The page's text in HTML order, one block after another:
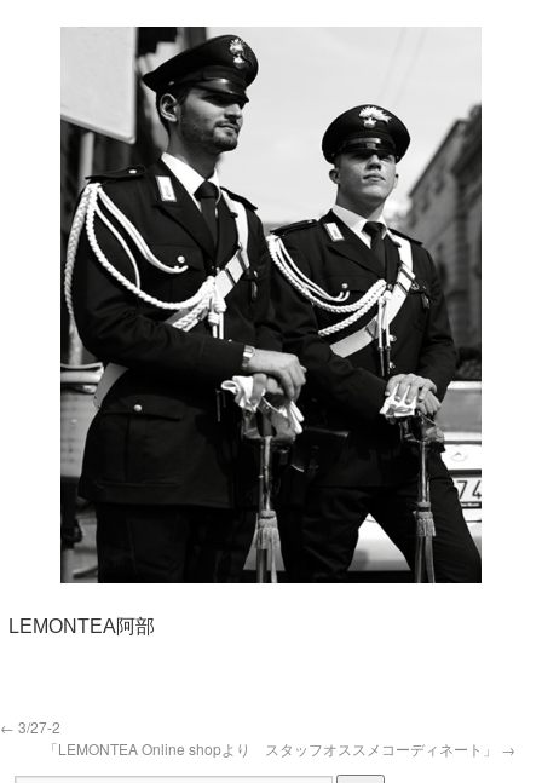
LEMONTEA阿部
← 3/27-2
「LEMONTEA Online shopより スタッフオススメコーディネート」 →